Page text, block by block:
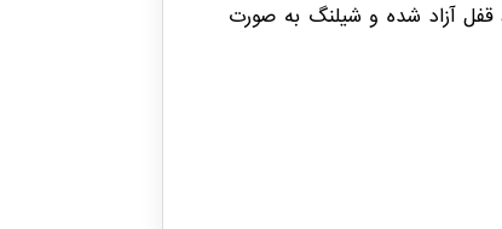
قفل آزاد شده و شیلنگ به صورت